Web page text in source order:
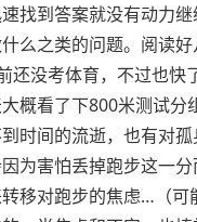
找到答案就没有动力
么之类的问题。阅读
还没考体育，不过也
概看了下800米测试
时间的流逝，也有对
为害怕丢掉跑步这一
移对跑步的焦虑…（